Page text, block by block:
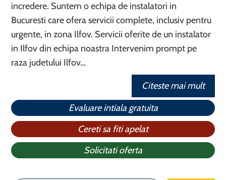
incredere. Suntem o echipa de instalatori in
Bucuresti care ofera servicii complete, inclusiv pentru
urgente, in zona Ilfov. Servicii oferite de un instalator
in Ilfov din echipa noastra Intervenim prompt pe
raza judetului Ilfov…
Citeste mai mult
Evaluare intiala gratuita
Cereti sa fiti apelat
Solicitati oferta